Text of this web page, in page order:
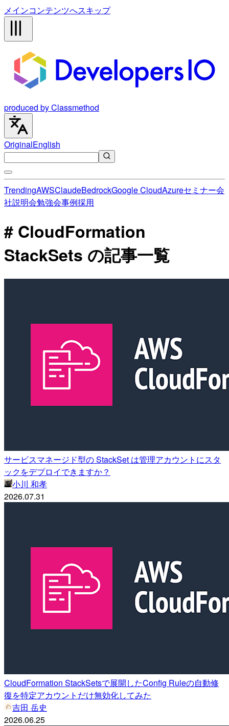
メインコンテンツへスキップ
produced by Classmethod
OriginalEnglish
TrendingAWSClaudeBedrockGoogle CloudAzureセミナー会
社説明会勉強会事例採用
# CloudFormation
StackSets の記事一覧
サービスマネージド型の StackSet は管理アカウントにスタ
ックをデプロイできますか？
小川 和孝
2026.07.31
CloudFormation StackSetsで展開したConfig Ruleの自動修
復を特定アカウントだけ無効化してみた
吉田 岳史
2026.06.25